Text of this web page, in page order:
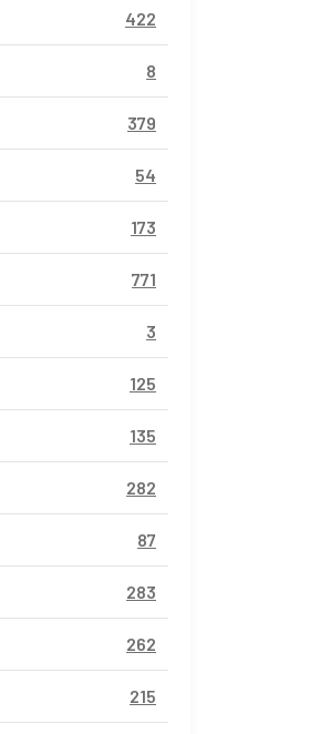
422
8
379
54
173
771
3
125
135
282
87
283
262
215